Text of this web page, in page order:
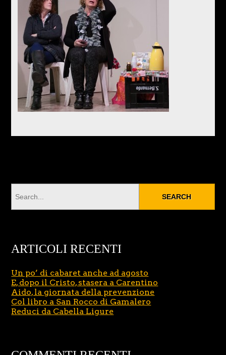
ARTICOLI RECENTI
Un po’ di cabaret anche ad agosto
E, dopo il Cristo, stasera a Carentino
Aido, la giornata della prevenzione
Col libro a San Rocco di Gamalero
Reduci da Cabella Ligure